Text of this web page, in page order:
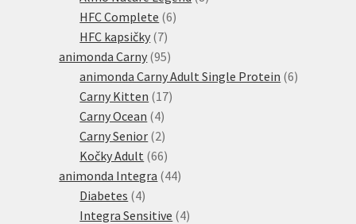
HFC Complete 66
HFC kapsičky 77
produktů
animonda Carny 9595
produktů
animonda Carny Adult Single Protein 66
Carny Kitten 1717
Carny Ocean 44
produkty
Carny Senior 22
produkty
Kočky Adult 6666
produktů
animonda Integra 4444
Diabetes 44
produkty
Integra Sensitive 44